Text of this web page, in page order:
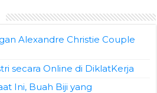
Alexandre Christie Couple
secara Online di DiklatKerja
Ini, Buah Biji yang